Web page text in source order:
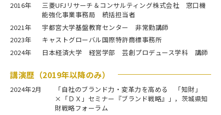
2016年
三菱UFJリサーチ＆コンサルティング株式会社 窓口機
能強化事業事務局 統括担当者
2021年
宇都宮大学基盤教育センター 非常勤講師
2023年
キャストグローバル国際特許商標事務所
2024年
日本経済大学 経営学部 芸創プロデュース学科 講師
講演歴（2019年以降のみ）
2024年2月
「自社のブランド力・変革力を高める 「知財」
×「ＤＸ」セミナー『ブランド戦略』」，茨城県知
財戦略フォーラム